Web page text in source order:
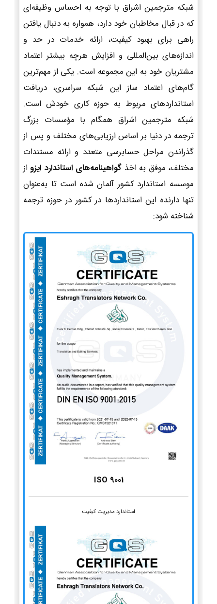
شبکه مترجمین اشراق با توجه به احساس وظیفه‌ای
که در قبال مخاطبان خود دارد، همواره به دنبال یافتن
راهی برای بهبود کیفیت، ارائه خدمات در حد و
اندازه‌های بین‌المللی و افزایش هرچه بیشتر اعتماد
مشتریان خود به این مجموعه است. یکی از مهم‌ترین
گام‌های اعتماد ساز این شبکه سراسری، دریافت
استانداردهای مربوط به حوزه کاری خودش است.
شبکه مترجمین اشراق همگام با مؤسسات بزرگ
ترجمه در دنیا بر اساس ارزیابی‌های مختلف و پس از
گذراندن مراحل حسابرسی متعدد و ارائه مستندات
مختلف، موفق به اخذ گواهینامه‌های استاندارد ایزو از
موسسه استاندارد کشور آلمان شده است تا به‌عنوان
تنها دارنده این استانداردها در کشور در حوزه ترجمه
شناخته شود:
ISO 9001
استاندارد مدیریت کیفیت